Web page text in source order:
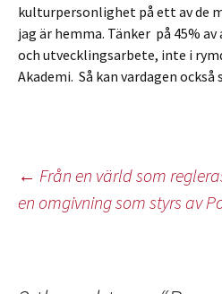
kulturpersonlighet på ett av de
jag är hemma. Tänker på 45%
och utvecklingsarbete, inte i
Akademi. Så kan vardagen också
← Från en värld som
en omgivning som styrs av